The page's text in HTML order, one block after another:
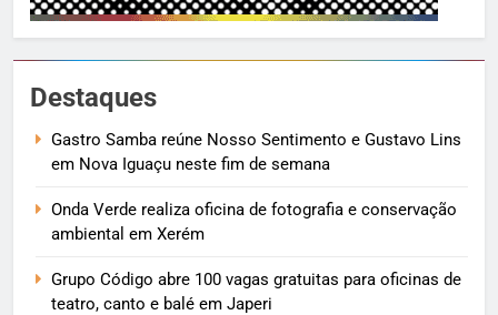
Destaques
Gastro Samba reúne Nosso Sentimento e Gustavo Lins
em Nova Iguaçu neste fim de semana
Onda Verde realiza oficina de fotografia e conservação
ambiental em Xerém
Grupo Código abre 100 vagas gratuitas para oficinas de
teatro, canto e balé em Japeri